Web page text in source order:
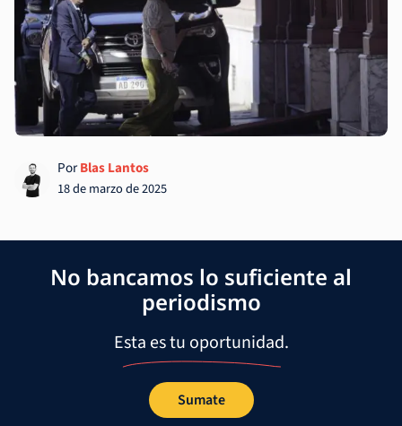
PorBlas Lantos
18 de marzo de 2025
No bancamos lo suficiente al
periodismo
Esta es tu oportunidad.
Sumate